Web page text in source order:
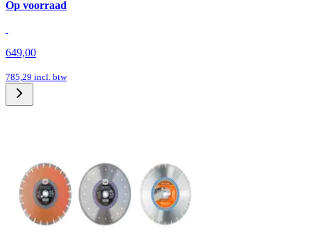
Op voorraad
649,00
785,29 incl. btw